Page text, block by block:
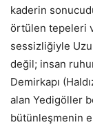
kaderin
örtülen tepeleri
sessizliğiyle
değil; insan
Demirkapı
alan Yedigöller
bütünleşmenin